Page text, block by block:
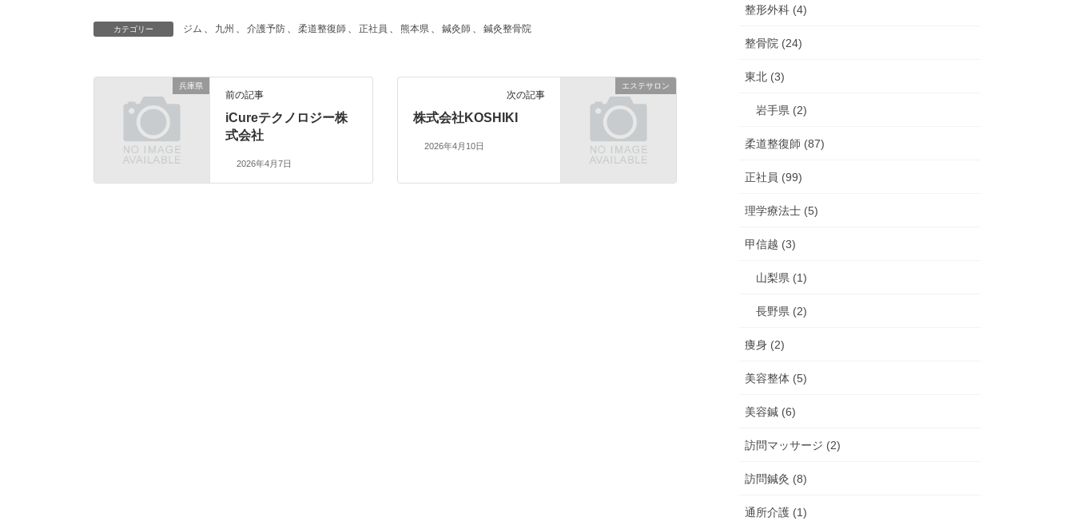
カテゴリー ジム 、 九州 、 介護予防 、 柔道整復師 、 正社員 、 熊本県 、 鍼灸師 、 鍼灸整骨院
兵庫県
前の記事
iCureテクノロジー株
式会社
2026年4月7日
エステサロン
次の記事
株式会社KOSHIKI
2026年4月10日
整形外科 (4)
整骨院 (24)
東北 (3)
岩手県 (2)
柔道整復師 (87)
正社員 (99)
理学療法士 (5)
甲信越 (3)
山梨県 (1)
長野県 (2)
痩身 (2)
美容整体 (5)
美容鍼 (6)
訪問マッサージ (2)
訪問鍼灸 (8)
通所介護 (1)